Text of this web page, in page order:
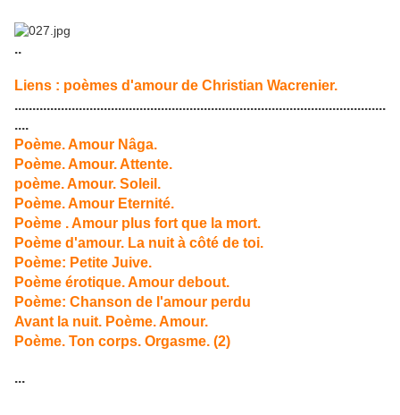
..
Liens : poèmes d'amour de Christian Wacrenier.
........................................................................................................
....
Poème. Amour Nâga.
Poème. Amour. Attente.
poème. Amour. Soleil.
Poème. Amour Eternité.
Poème . Amour plus fort que la mort.
Poème d'amour. La nuit à côté de toi.
Poème: Petite Juive.
Poème érotique. Amour debout.
Poème: Chanson de l'amour perdu
Avant la nuit. Poème. Amour.
Poème. Ton corps. Orgasme. (2)
...